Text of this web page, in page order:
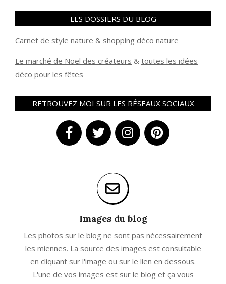
LES DOSSIERS DU BLOG
Carnet de style nature & shopping déco nature
Le marché de Noël des créateurs & toutes les idées
déco pour les fêtes
RETROUVEZ MOI SUR LES RÉSEAUX SOCIAUX
Images du blog
Les photos sur le blog ne sont pas nécessairement
les miennes. La source des images est consultable
en cliquant sur l'image ou sur le lien en dessous.
L'une de vos images est sur le blog et ça vous